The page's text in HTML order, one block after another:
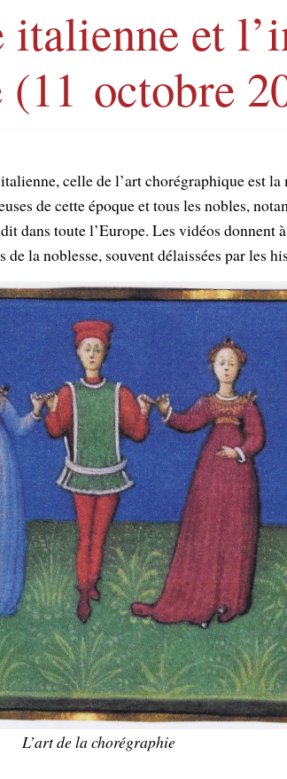
italienne et
octobre
celle de l’art chorégraphique est
de cette époque et tous les nobles,
dans toute l’Europe. Les vidéos donnent
la noblesse, souvent délaissées par les
L’art de la chorégraphie